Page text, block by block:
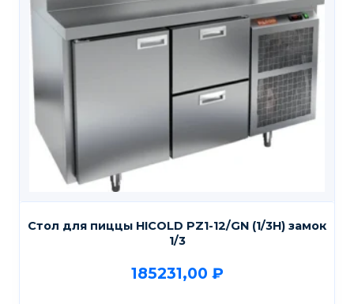
Стол для пиццы HICOLD PZ1-12/GN (1/3H) замок
1/3
185231,00 ₽